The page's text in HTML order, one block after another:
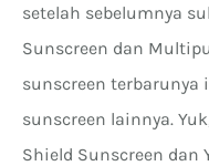
setelah sebelumnya
Sunscreen dan
sunscreen terbarunya
sunscreen lainnya.
Shield Sunscreen dan